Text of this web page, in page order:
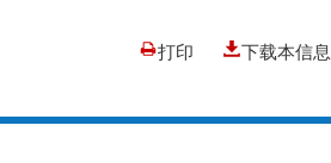
打印 下载本信